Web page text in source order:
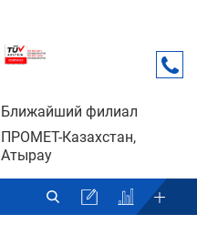
Ближайший филиал
ПРОМЕТ-Казахстан,
Атырау